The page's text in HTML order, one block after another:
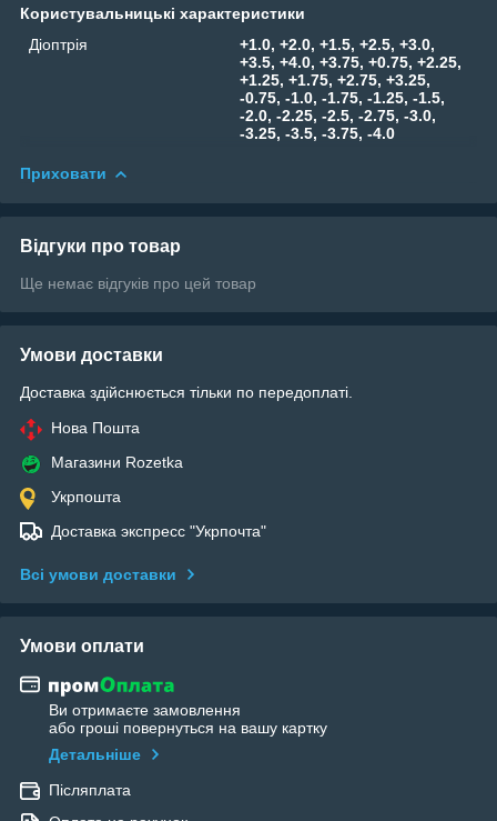
Користувальницькі характеристики
Діоптрія
+1.0, +2.0, +1.5, +2.5, +3.0,
+3.5, +4.0, +3.75, +0.75, +2.25,
+1.25, +1.75, +2.75, +3.25,
-0.75, -1.0, -1.75, -1.25, -1.5,
-2.0, -2.25, -2.5, -2.75, -3.0,
-3.25, -3.5, -3.75, -4.0
Приховати
Відгуки про товар
Ще немає відгуків про цей товар
Умови доставки
Доставка здійснюється тільки по передоплаті.
Нова Пошта
Магазини Rozetka
Укрпошта
Доставка экспресс "Укрпочта"
Всі умови доставки
Умови оплати
Ви отримаєте замовлення
або гроші повернуться на вашу картку
Детальніше
Післяплата